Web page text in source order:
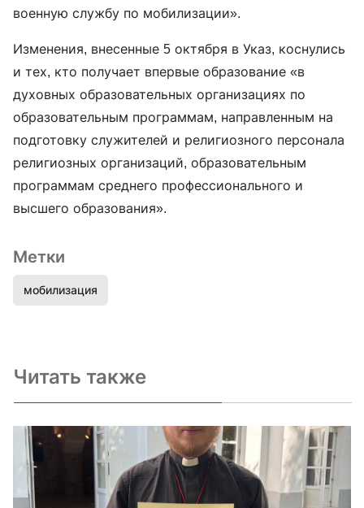
военную службу по мобилизации».
Изменения, внесенные 5 октября в Указ, коснулись
и тех, кто получает впервые образование «в
духовных образовательных организациях по
образовательным программам, направленным на
подготовку служителей и религиозного персонала
религиозных организаций, образовательным
программам среднего профессионального и
высшего образования».
Метки
мобилизация
Читать также